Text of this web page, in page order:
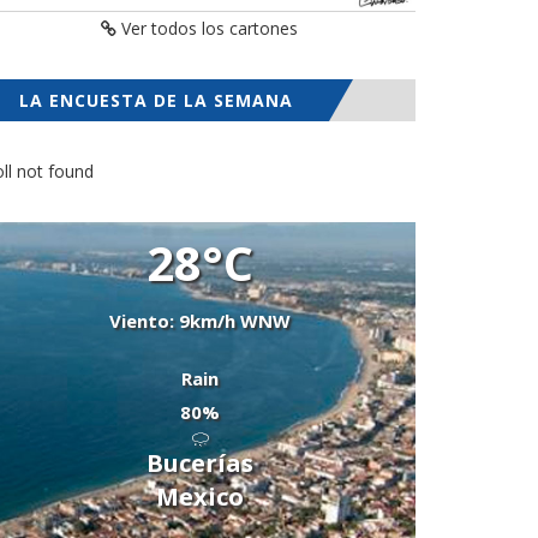
Ver todos los cartones
LA ENCUESTA DE LA SEMANA
not found
28°C
Viento: 9km/h WNW
Rain
80%
Bucerías
Mexico